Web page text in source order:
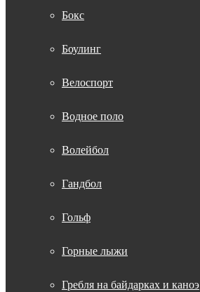
Бокс
Боулинг
Велоспорт
Водное поло
Волейбол
Гандбол
Гольф
Горные лыжи
Гребля на байдарках и каноэ